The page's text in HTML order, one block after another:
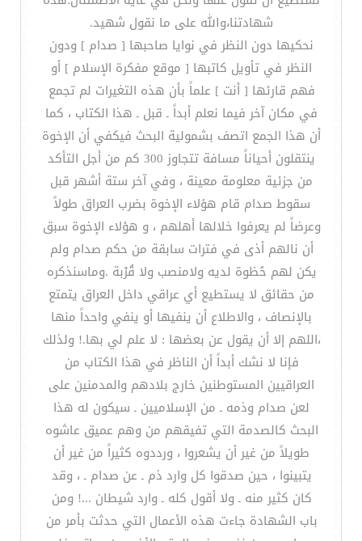
شهادتنا،والله على ما نقول شهيد.
نحكيها دون النظر في نوايا صاحبها [ صدام ] ودون
النظر في تأويل كاتبها [ موقع مفكرة الإسلام ] أو
فهم قارئها [ أنت ] علماً بأن هذه التغيرات لم تجمع
في مكان آخر فيما نعلم أبداً ـ قبل ـ هذا الكتاب ، كما
أن هذا الجمع اتصف بشمولية البحث فيكفي أن الإخوة
ينتقلون أحياناً مسافة تتجاوز 300 كم من أجل التأكد
من جزئية معلومة معينة ، وفي آخر ستة أشهر قبل
سقوط صدام قام هؤلاء الإخوة بضرب العراق طولاً
وعرضاً لم يعرفوا خلالها أهلهم ، و هؤلاء الإخوة سبق
أن نالهم أذى في فترات سابقة من حكم صدام ولم
يكن لهم حُظوة لديه ولامنصب ولا قُرْبة .وماسنذكره
من حقائق لا يستطيع أي عراقي داخل العراق يتمتع
بالإنصاف ، والاطلاع أن ينفيها أو ينفي واحداً منها
،اللهم إلا أن يقول عن بعضها : لا علم لي بها.! ولذلك
فإنا لا نشك أبداً أن الناظر في هذا الكتاب من
العراقيين المستوطنين خارج بلادهم والمدمنين على
لعن صدام وذمه ـ من الإسلاميين ـ سيكون له هذا
البحث كالصدمة التي تفيقهم من وهم عميق عاشوه
طويلاً من غير أن يشعروا ، ورددوه كثيراً من غير أن
يتبينوا ، حين صدقوا كل وارد ذم ـ عن صدام ـ ، وقد
كان كثير منه ـ ولا أقول كله ـ وارد شيطان ...! ومن
باب الشهادة جاءت هذه الأعمال التي حدثت بأمر من